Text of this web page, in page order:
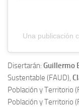
Una publicación
Disertarán: Guillermo
Sustentable (FAUD),
Población y Territorio
Población y Territorio